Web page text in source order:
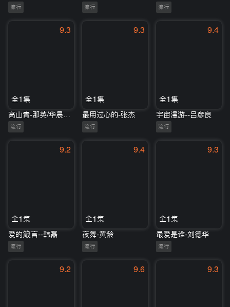
流行 流行 流行
9.3
全1集
流行
9.3
全1集
最用过心的-张杰
流行
9.4
全1集
宇宙漫游--吕彦良
流行
9.2
全1集
爱的箴言--韩磊
流行
9.4
全1集
夜舞-黄龄
流行
9.3
全1集
最爱是谁-刘德华
流行
9.2 9.6 9.3